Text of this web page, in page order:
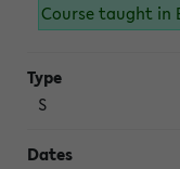
Course taught in
S